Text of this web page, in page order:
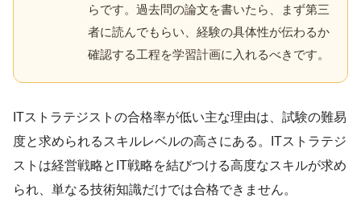
らです。過去問の論文を書いたら、まず第三
者に読んでもらい、経験の具体性が伝わるか
確認する工程を学習計画に入れるべきです。
ITストラテジストの合格率が低い主な理由は、試験の難易
度と求められるスキルレベルの高さにある。ITストラテジ
ストは経営戦略とIT戦略を結びつける高度なスキルが求め
られ、単なる技術知識だけでは合格できません。